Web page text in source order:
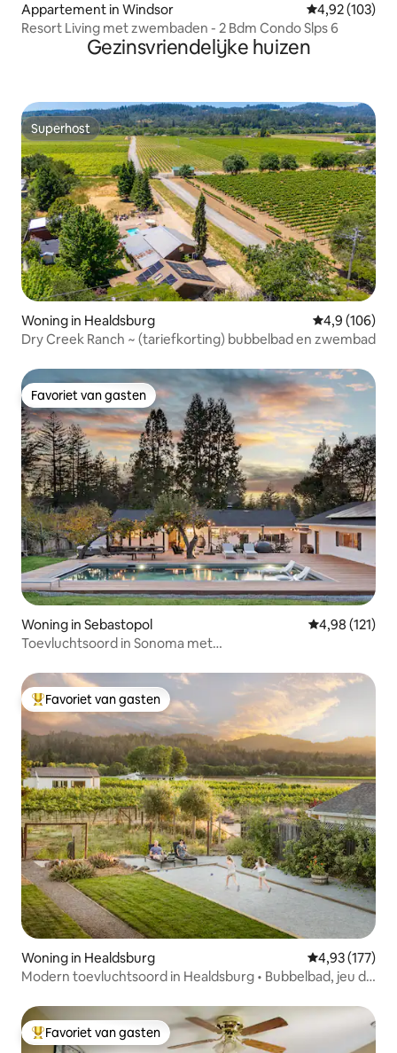
Appartement in Windsor Gemiddelde
4,92 (103)
Resort Living met zwembaden - 2 Bdm Condo Slps 6
Gezinsvriendelijke huizen
Superhost
Superhost
Woning in Healdsburg Gemiddelde
4,9 (106)
Dry Creek Ranch ~ (tariefkorting) bubbelbad en zwembad
Favoriet van gasten
Favoriet van gasten
Woning in Sebastopol Gemiddelde
4,98 (121)
Toevluchtsoord in Sonoma met
Topfavoriet van gasten
Favoriet van gasten
Woning in Healdsburg Gemiddelde
4,93 (177)
Modern toevluchtsoord in Healdsburg • Bubbelbad, jeu de
Topfavoriet van gasten
Favoriet van gasten